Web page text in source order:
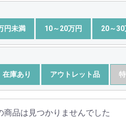
円未満 10～20万円 20～30
在庫あり アウトレット品
商品は見つかりませんでした